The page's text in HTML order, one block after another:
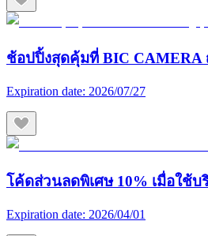
ช้อปปิ้งสุดคุ้มที่ BIC
Expiration date: 2026/07/27
โค้ดส่วนลดพิเศษ 10% เมื่อใช้บ
Expiration date: 2026/04/01